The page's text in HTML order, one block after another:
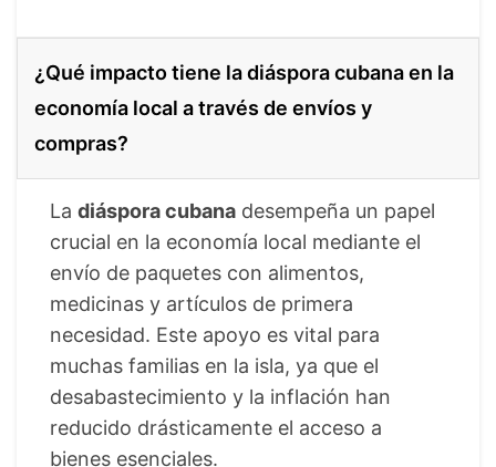
¿Qué impacto tiene la diáspora cubana en la
economía local a través de envíos y
compras?
La diáspora cubana desempeña un papel
crucial en la economía local mediante el
envío de paquetes con alimentos,
medicinas y artículos de primera
necesidad. Este apoyo es vital para
muchas familias en la isla, ya que el
desabastecimiento y la inflación han
reducido drásticamente el acceso a
bienes esenciales.